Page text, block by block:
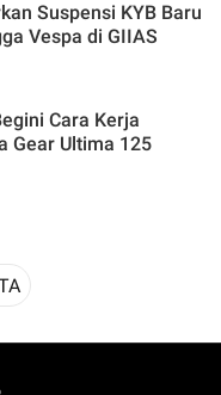
Suspensi KYB Baru
Vespa di GIIAS
Cara Kerja
Gear Ultima 125